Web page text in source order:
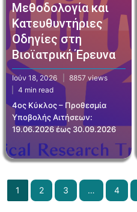
Μεθοδολογία και
Κατευθυντήριες
Οδηγίες στη
Βιοϊατρική Έρευνα
Ιούν 18, 2026
8857 views
4 min read
4ος Κύκλος – Προθεσμία
Υποβολής Αιτήσεων:
19.06.2026 έως 30.09.2026
1 2 3 … 4